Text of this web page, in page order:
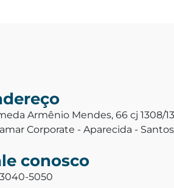
Armênio Mendes, 66 cj 1308/
Corporate - Aparecida -
conosco
3040-5050